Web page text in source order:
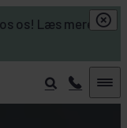
os! Læs mere